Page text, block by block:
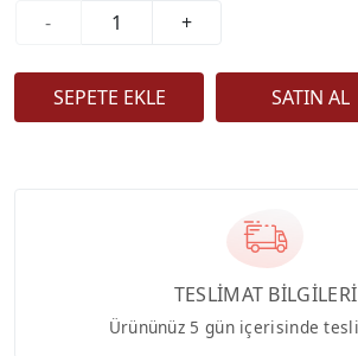
-
+
TESLİMAT BİLGİLERİ
Ürününüz 5 gün içerisinde